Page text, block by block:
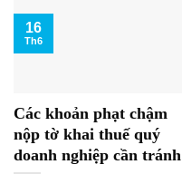
Các khoản phạt chậm
nộp tờ khai thuế quý
doanh nghiệp cần tránh
16
Th6